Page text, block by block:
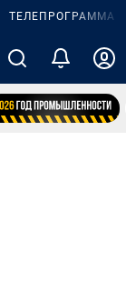
ТЕЛЕПРОГРАММА